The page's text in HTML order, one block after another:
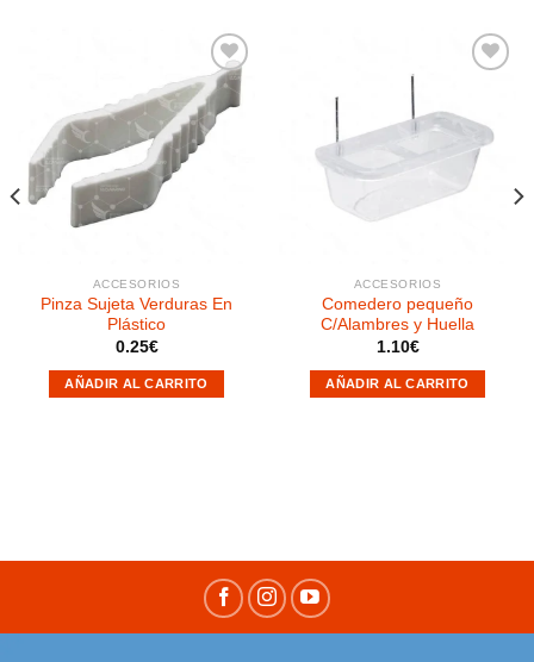
Añadir
ACCESORIOS
Pinza Sujeta Verduras En
Plástico
0.25€
AÑADIR AL CARRITO
Añadir
a la
lista de
deseos
ACCESORIOS
Comedero pequeño
C/Alambres y Huella
1.10€
AÑADIR AL CARRITO